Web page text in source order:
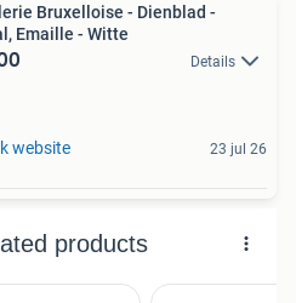
Bruxelloise - Dienblad -
Emaille - Witte
Details
website 23 jul 26